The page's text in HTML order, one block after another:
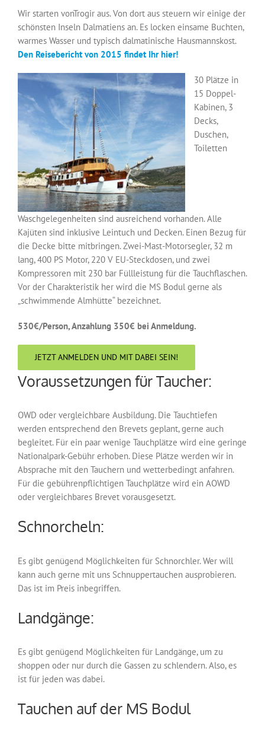
Wir starten vonTrogir aus. Von dort aus steuern wir einige der
schönsten Inseln Dalmatiens an. Es locken einsame Buchten,
warmes Wasser und typisch dalmatinische Hausmannskost.
Den Reisebericht von 2015 findet Ihr hier!
30 Plätze in
15 Doppel-
Kabinen, 3
Decks,
Duschen,
Toiletten
Waschgelegenheiten sind ausreichend vorhanden. Alle
Kajüten sind inklusive Leintuch und Decken. Einen Bezug für
die Decke bitte mitbringen. Zwei-Mast-Motorsegler, 32 m
lang, 400 PS Motor, 220 V EU-Steckdosen, und zwei
Kompressoren mit 230 bar Füllleistung für die Tauchflaschen.
Vor der Charakteristik her wird die MS Bodul gerne als
„schwimmende Almhütte“ bezeichnet.
530€/Person, Anzahlung 350€ bei Anmeldung.
JETZT ANMELDEN UND MIT DABEI SEIN!
Voraussetzungen für Taucher:
OWD oder vergleichbare Ausbildung. Die Tauchtiefen
werden entsprechend den Brevets geplant, gerne auch
begleitet. Für ein paar wenige Tauchplätze wird eine geringe
Nationalpark-Gebühr erhoben. Diese Plätze werden wir in
Absprache mit den Tauchern und wetterbedingt anfahren.
Für die gebührenpflichtigen Tauchplätze wird ein AOWD
oder vergleichbares Brevet vorausgesetzt.
Schnorcheln:
Es gibt genügend Möglichkeiten für Schnorchler. Wer will
kann auch gerne mit uns Schnuppertauchen ausprobieren.
Das ist im Preis inbegriffen.
Landgänge:
Es gibt genügend Möglichkeiten für Landgänge, um zu
shoppen oder nur durch die Gassen zu schlendern. Also, es
ist für jeden was dabei.
Tauchen auf der MS Bodul